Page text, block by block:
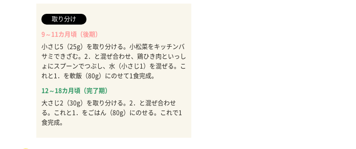
取り分け
9～11カ月頃（後期）
小さじ5（25g）を取り分ける。小松菜をキッチンバ
サミできざむ。2．と混ぜ合わせ、鶏ひき肉といっし
ょにスプーンでつぶし、水（小さじ1）を混ぜる。こ
れと1．を軟飯（80g）にのせて1食完成。
12～18カ月頃（完了期）
大さじ2（30g）を取り分ける。2．と混ぜ合わせ
る。これと1．をごはん（80g）にのせる。これで1
食完成。